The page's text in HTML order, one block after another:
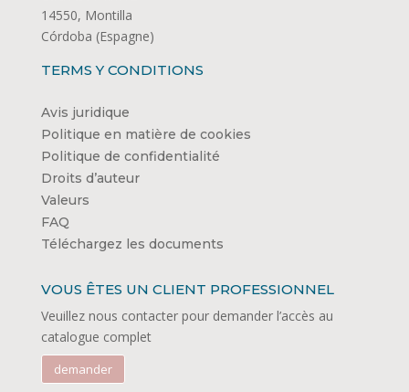
14550, Montilla
Córdoba (Espagne)
TERMS Y CONDITIONS
Avis juridique
Politique en matière de cookies
Politique de confidentialité
Droits d’auteur
Valeurs
FAQ
Téléchargez les documents
VOUS ÊTES UN CLIENT PROFESSIONNEL
Veuillez nous contacter pour demander l’accès au
catalogue complet
demander